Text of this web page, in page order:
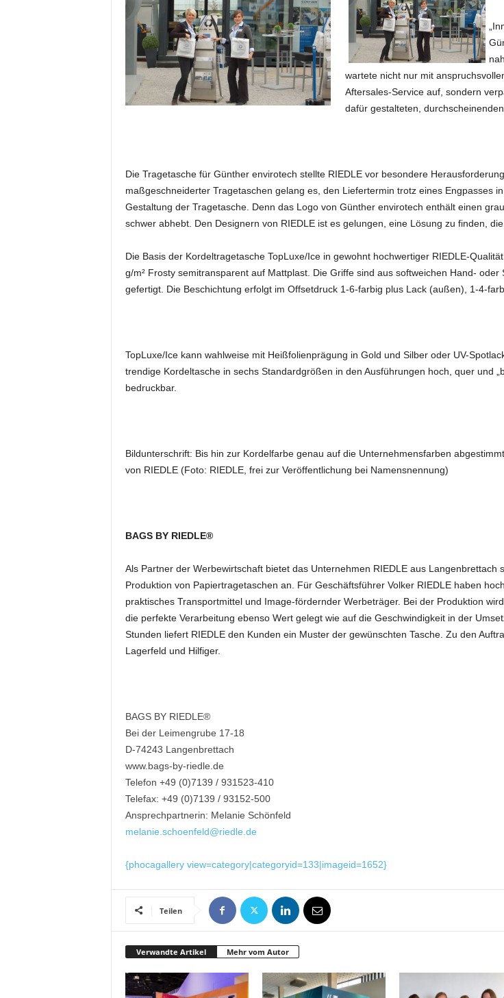
wartete nicht nur mit
Aftersales-Service auf, sondern
dafür gestalteten,
Die Tragetasche für Günther envirotech stellte RIEDLE vor besondere
maßgeschneiderter Tragetaschen gelang es, den Liefertermin trotz eines Engpasses
Gestaltung der Tragetasche. Denn das Logo von Günther envirotech enthält einen
schwer abhebt. Den Designern von RIEDLE ist es gelungen, eine Lösung zu finden,
Die Basis der Kordeltragetasche TopLuxe/Ice in gewohnt hochwertiger RIEDLE-
g/m² Frosty semitransparent auf Mattplast. Die Griffe sind aus softweichen Hand-
gefertigt. Die Beschichtung erfolgt im Offsetdruck 1-6-farbig plus Lack (außen), 1-4-
TopLuxe/Ice kann wahlweise mit Heißfolienprägung in Gold und Silber oder UV-
trendige Kordeltasche in sechs Standardgrößen in den Ausführungen hoch, quer und
bedruckbar.
Bildunterschrift: Bis hin zur Kordelfarbe genau auf die Unternehmensfarben
von RIEDLE (Foto: RIEDLE, frei zur Veröffentlichung bei Namensnennung)
BAGS BY RIEDLE®
Als Partner der Werbewirtschaft bietet das Unternehmen RIEDLE aus
Produktion von Papiertragetaschen an. Für Geschäftsführer Volker RIEDLE haben
praktisches Transportmittel und Image-fördernder Werbeträger. Bei der Produktion
die perfekte Verarbeitung ebenso Wert gelegt wie auf die Geschwindigkeit in der
Stunden liefert RIEDLE den Kunden ein Muster der gewünschten Tasche. Zu den
Lagerfeld und Hilfiger.
BAGS BY RIEDLE®
Bei der Leimengrube 17-18
D-74243 Langenbrettach
www.bags-by-riedle.de
Telefon +49 (0)7139 / 931523-410
Telefax: +49 (0)7139 / 93152-500
Ansprechpartnerin: Melanie Schönfeld
melanie.schoenfeld@riedle.de
{phocagallery view=category|categoryid=133|imageid=1652}
Teilen
Verwandte Artikel Mehr vom Autor